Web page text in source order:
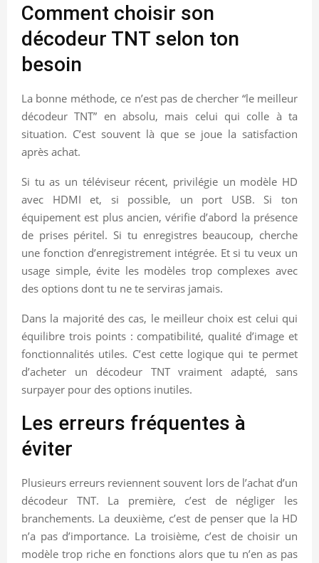
Comment choisir son
décodeur TNT selon ton
besoin
La bonne méthode, ce n’est pas de chercher “le meilleur
décodeur TNT” en absolu, mais celui qui colle à ta
situation. C’est souvent là que se joue la satisfaction
après achat.
Si tu as un téléviseur récent, privilégie un modèle HD
avec HDMI et, si possible, un port USB. Si ton
équipement est plus ancien, vérifie d’abord la présence
de prises péritel. Si tu enregistres beaucoup, cherche
une fonction d’enregistrement intégrée. Et si tu veux un
usage simple, évite les modèles trop complexes avec
des options dont tu ne te serviras jamais.
Dans la majorité des cas, le meilleur choix est celui qui
équilibre trois points : compatibilité, qualité d’image et
fonctionnalités utiles. C’est cette logique qui te permet
d’acheter un décodeur TNT vraiment adapté, sans
surpayer pour des options inutiles.
Les erreurs fréquentes à
éviter
Plusieurs erreurs reviennent souvent lors de l’achat d’un
décodeur TNT. La première, c’est de négliger les
branchements. La deuxième, c’est de penser que la HD
n’a pas d’importance. La troisième, c’est de choisir un
modèle trop riche en fonctions alors que tu n’en as pas